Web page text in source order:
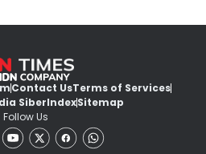
Contact UsTerms of Services
SiberIndexSitemap
Follow Us